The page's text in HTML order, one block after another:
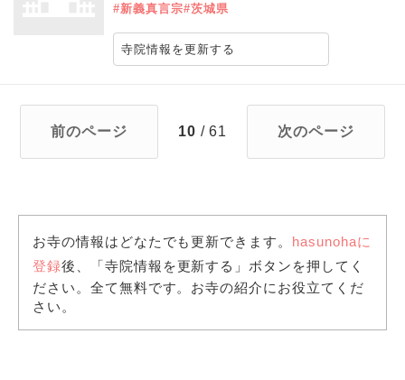
#新義真言宗#茨城県
寺院情報を更新する
前のページ 10 / 61 次のページ
お寺の情報はどなたでも更新できます。 hasunohaに
登録後、「寺院情報を更新する」ボタンを押してく
ださい。全て無料です。お寺の紹介にお役立てくだ
さい。